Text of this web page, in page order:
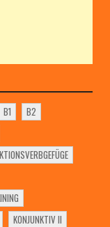
B1
B2
KONJUNKTIV II